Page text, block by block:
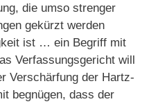
die umso strenger
gekürzt werden
ist … ein Begriff mit
Verfassungsgericht will
Verschärfung der Hartz-
begnügen, dass der